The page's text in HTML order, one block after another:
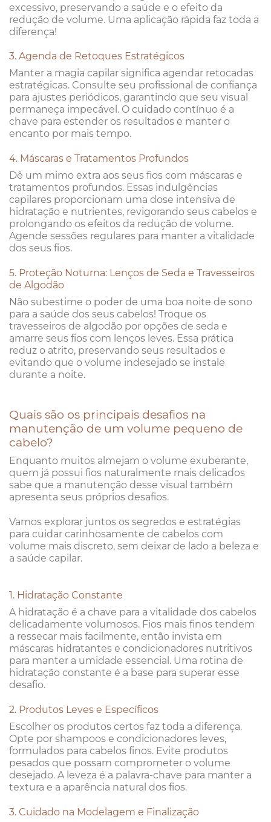
excessivo, preservando a saúde e o efeito da
redução de volume. Uma aplicação rápida faz toda a
diferença!
3. Agenda de Retoques Estratégicos
Manter a magia capilar significa agendar retocadas
estratégicas. Consulte seu profissional de confiança
para ajustes periódicos, garantindo que seu visual
permaneça impecável. O cuidado contínuo é a
chave para estender os resultados e manter o
encanto por mais tempo.
4. Máscaras e Tratamentos Profundos
Dê um mimo extra aos seus fios com máscaras e
tratamentos profundos. Essas indulgências
capilares proporcionam uma dose intensiva de
hidratação e nutrientes, revigorando seus cabelos e
prolongando os efeitos da redução de volume.
Agende sessões regulares para manter a vitalidade
dos seus fios.
5. Proteção Noturna: Lenços de Seda e Travesseiros
de Algodão
Não subestime o poder de uma boa noite de sono
para a saúde dos seus cabelos! Troque os
travesseiros de algodão por opções de seda e
amarre seus fios com lenços leves. Essa prática
reduz o atrito, preservando seus resultados e
evitando que o volume indesejado se instale
durante a noite.
Quais são os principais desafios na
manutenção de um volume pequeno de
cabelo?
Enquanto muitos almejam o volume exuberante,
quem já possui fios naturalmente mais delicados
sabe que a manutenção desse visual também
apresenta seus próprios desafios.
Vamos explorar juntos os segredos e estratégias
para cuidar carinhosamente de cabelos com
volume mais discreto, sem deixar de lado a beleza e
a saúde capilar.
1. Hidratação Constante
A hidratação é a chave para a vitalidade dos cabelos
delicadamente volumosos. Fios mais finos tendem
a ressecar mais facilmente, então invista em
máscaras hidratantes e condicionadores nutritivos
para manter a umidade essencial. Uma rotina de
hidratação constante é a base para superar esse
desafio.
2. Produtos Leves e Específicos
Escolher os produtos certos faz toda a diferença.
Opte por shampoos e condicionadores leves,
formulados para cabelos finos. Evite produtos
pesados que possam comprometer o volume
desejado. A leveza é a palavra-chave para manter a
textura e a aparência natural dos fios.
3. Cuidado na Modelagem e Finalização